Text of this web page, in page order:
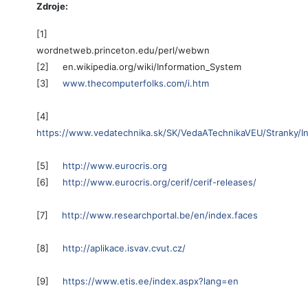
Zdroje:
[1]
wordnetweb.princeton.edu/perl/webwn
[2] en.wikipedia.org/wiki/Information_System
[3] www.thecomputerfolks.com/i.htm
[4]
https://www.vedatechnika.sk/SK/VedaATechnikaVEU/Stranky/
[5] http://www.eurocris.org
[6] http://www.eurocris.org/cerif/cerif-releases/
[7] http://www.researchportal.be/en/index.faces
[8] http://aplikace.isvav.cvut.cz/
[9] https://www.etis.ee/index.aspx?lang=en